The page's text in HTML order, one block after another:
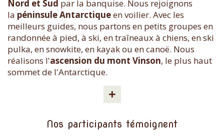
Nord et Sud par la banquise. Nous rejoignons
la péninsule Antarctiqueen voilier. Avec les
meilleurs guides, nous partons en petits groupes en
randonnée à pied, à ski, en traîneaux à chiens, en ski
pulka, en snowkite, en kayak ou en canoë. Nous
réalisons l'ascension du mont Vinson, le plus haut
sommet de l'Antarctique.
+
Nos participants témoignent